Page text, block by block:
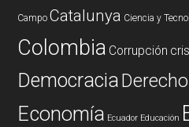
Campo Catalunya Ciencia y
Colombia Corrupción
Democracia
Economía Ecuador Educación